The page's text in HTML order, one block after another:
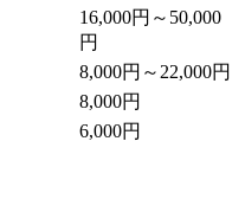
16,000円～50,000
円
8,000円～22,000円
8,000円
6,000円